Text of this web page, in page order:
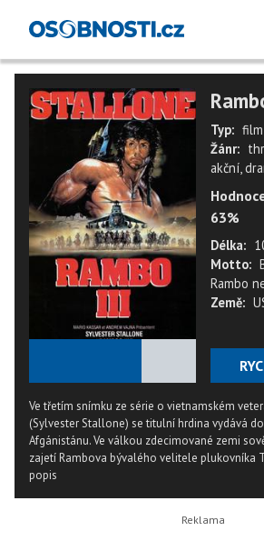
Typ: film
Žánr:
akční,
63%
Délka:
Motto:
Rambo
Země:
Ve třetím snímku ze série o vietnamském
(Sylvester Stallone) se titulní hrdina vydává
Afgánistánu. Ve válkou zdecimované zemi
zajetí Rambova bývalého velitele plukovníka
popis